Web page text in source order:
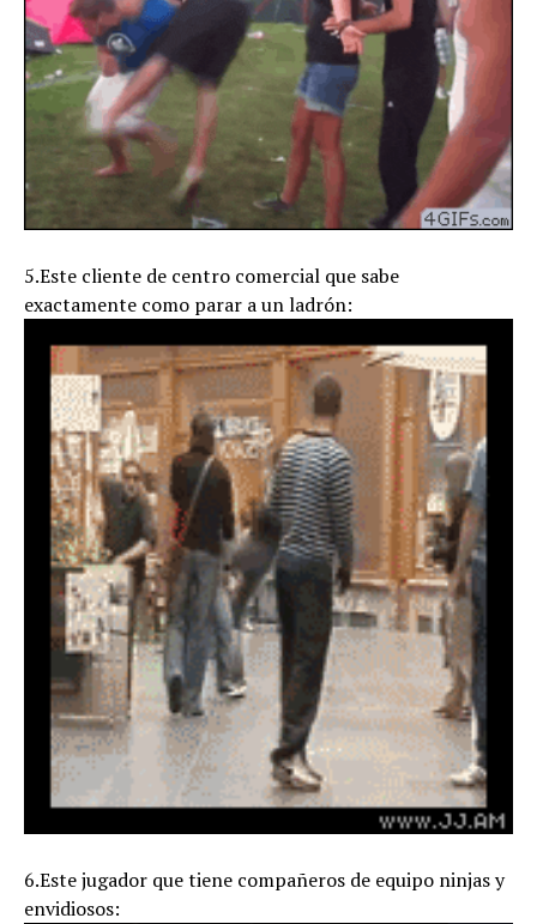
5.Este cliente de centro comercial que sabe
exactamente como parar a un ladrón:
6.Este jugador que tiene compañeros de equipo ninjas y
envidiosos: